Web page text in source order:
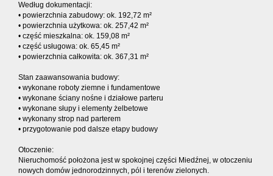
Według dokumentacji:
• powierzchnia zabudowy: ok. 192,72 m²
• powierzchnia użytkowa: ok. 257,42 m²
• część mieszkalna: ok. 159,08 m²
• część usługowa: ok. 65,45 m²
• powierzchnia całkowita: ok. 367,31 m²
Stan zaawansowania budowy:
• wykonane roboty ziemne i fundamentowe
• wykonane ściany nośne i działowe parteru
• wykonane słupy i elementy żelbetowe
• wykonany strop nad parterem
• przygotowanie pod dalsze etapy budowy
Otoczenie:
Nieruchomość położona jest w spokojnej części Miedźnej, w otoczeniu
nowych domów jednorodzinnych, pól i terenów zielonych.